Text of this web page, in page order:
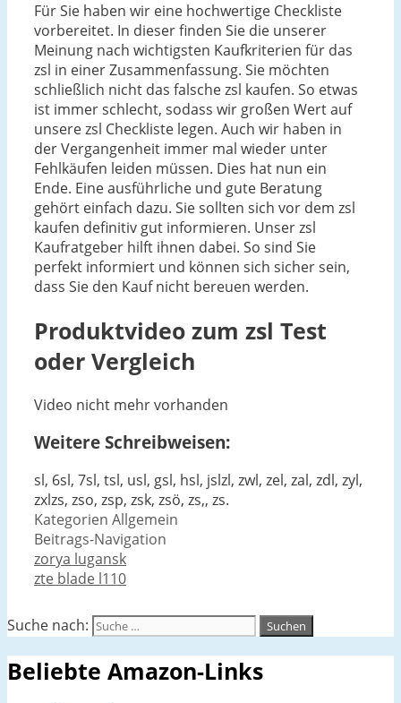
Für Sie haben wir eine hochwertige Checkliste
vorbereitet. In dieser finden Sie die unserer
Meinung nach wichtigsten Kaufkriterien für das
zsl in einer Zusammenfassung. Sie möchten
schließlich nicht das falsche zsl kaufen. So etwas
ist immer schlecht, sodass wir großen Wert auf
unsere zsl Checkliste legen. Auch wir haben in
der Vergangenheit immer mal wieder unter
Fehlkäufen leiden müssen. Dies hat nun ein
Ende. Eine ausführliche und gute Beratung
gehört einfach dazu. Sie sollten sich vor dem zsl
kaufen definitiv gut informieren. Unser zsl
Kaufratgeber hilft ihnen dabei. So sind Sie
perfekt informiert und können sich sicher sein,
dass Sie den Kauf nicht bereuen werden.
Produktvideo zum zsl Test
oder Vergleich
Video nicht mehr vorhanden
Weitere Schreibweisen:
sl, 6sl, 7sl, tsl, usl, gsl, hsl, jslzl, zwl, zel, zal, zdl, zyl,
zxlzs, zso, zsp, zsk, zsö, zs,, zs.
Kategorien Allgemein
Beitrags-Navigation
zorya lugansk
zte blade l110
Suche nach:
Beliebte Amazon-Links